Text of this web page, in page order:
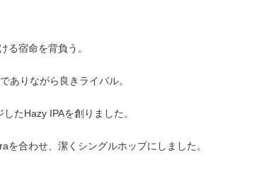
る宿命を背負う。
ありながら良きライバル。
たHazy IPAを創りました。
合わせ、潔くシングルホップにしました。